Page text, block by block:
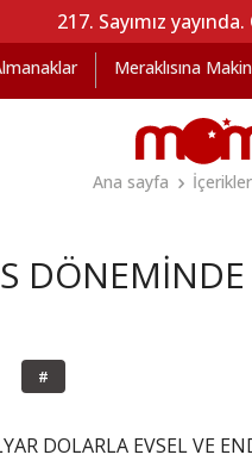
217. Sayımız
Meraklısına
Ana sayfa
İçerikler
#
DOLARLA EVSEL VE